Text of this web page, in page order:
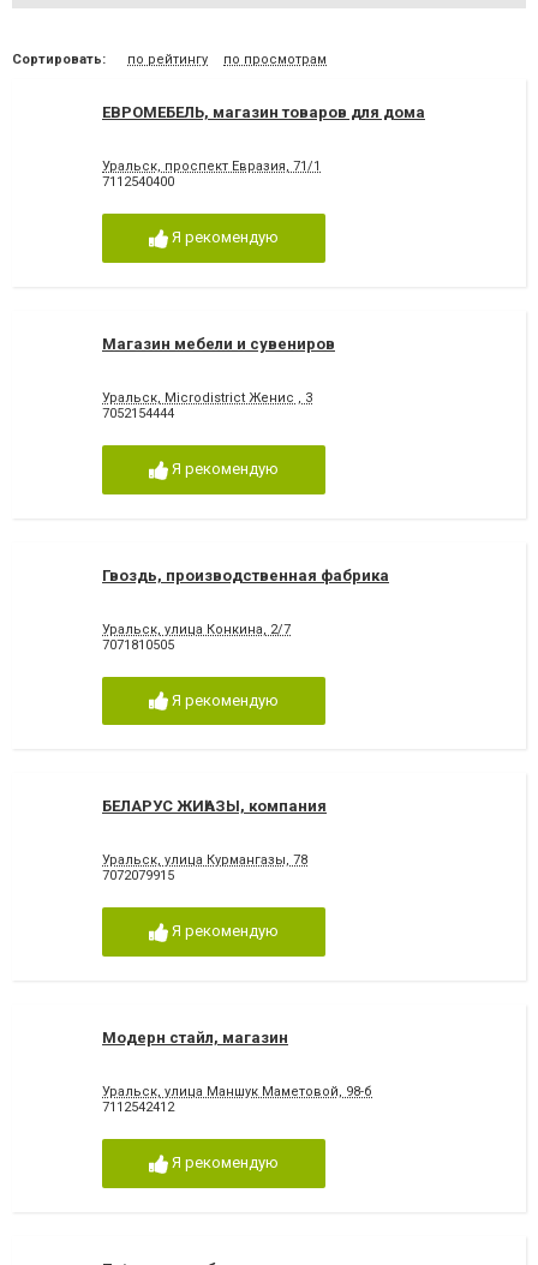
Сортировать: по рейтингу по просмотрам
ЕВРОМЕБЕЛЬ, магазин товаров для дома
Уральск, проспект Евразия, 71/1
7112540400
Я рекомендую
Магазин мебели и сувениров
Уральск, Microdistrict Женис , 3
7052154444
Я рекомендую
Гвоздь, производственная фабрика
Уральск, улица Конкина, 2/7
7071810505
Я рекомендую
БЕЛАРУС ЖИҺАЗЫ, компания
Уральск, улица Курмангазы, 78
7072079915
Я рекомендую
Модерн стайл, магазин
Уральск, улица Маншук Маметовой, 98-б
7112542412
Я рекомендую